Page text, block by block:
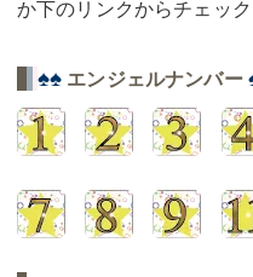
か下のリンクからチェッ
♠♠ エンジェルナンバー